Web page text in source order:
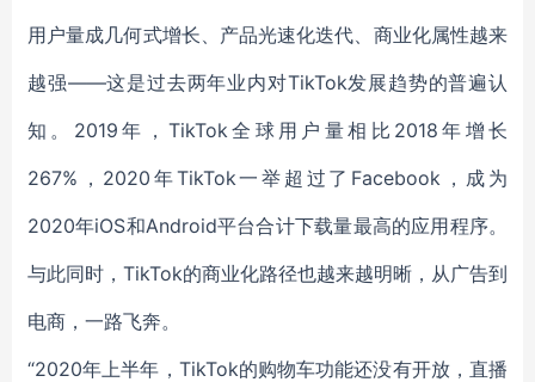
用户量成几何式增长、产品光速化迭代、商业化属性越来
越强——这是过去两年业内对TikTok发展趋势的普遍认
知。2019年，TikTok全球用户量相比2018年增长
267%，2020年TikTok一举超过了Facebook，成为
2020年iOS和Android平台合计下载量最高的应用程序。
与此同时，TikTok的商业化路径也越来越明晰，从广告到
电商，一路飞奔。
“2020年上半年，TikTok的购物车功能还没有开放，直播